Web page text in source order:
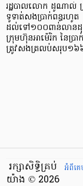
រដ្ឋបាលលោក ដូណាល់ ត្
ទូទាត់សងប្រាក់ពន្ធរហូត
ដល់ទៅ១០០ពាន់លានដុ
ក្រុមហ៊ុនអាម៉េរិក នៃប្រា
ត្រូវសងត្រលប់សរុប១៦
អំពីគ
រក្សាសិទ្ធិគ្រប់
យ៉ាង © 2026